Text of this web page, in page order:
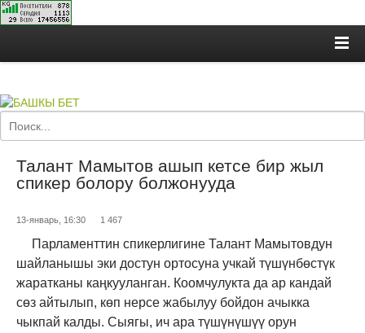
Талант Мамытов ашып кетсе бир жыл
спикер болору болжонууда
13-январь, 16:30 1 467
Парламенттин спикерлигине Талант Мамытовдун
шайланышы эки достун ортосуна учкай түшүнбөстүк
жаратканы каңкууланган. Коомчулукта да ар кандай
сөз айтылып, көп нерсе жабылуу бойдон ачыкка
чыкпай калды. Сыягы, ич ара түшүнүшүү орун